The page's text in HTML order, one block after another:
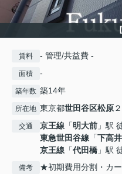
賃料 - 管理/共益費 -
面積 -
築年数 築14年
所在地 東京都世田谷区松原
交通 京王線 「明大前 」駅
東急世田谷線 「下高
京王線 「代田橋 」駅
備考
★初期費用分割・カ